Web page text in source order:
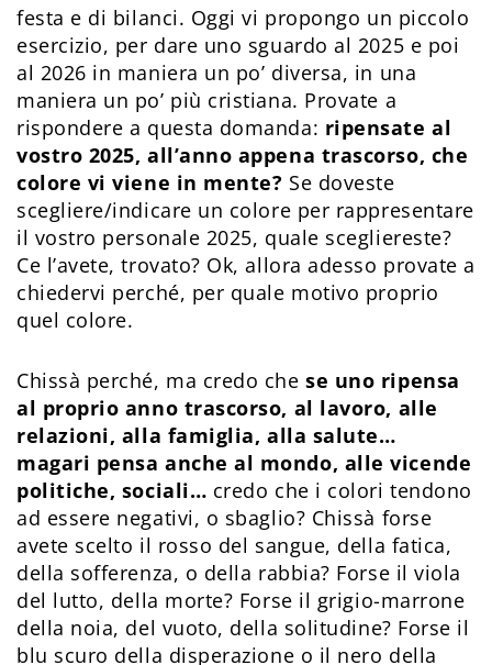
festa e di bilanci. Oggi vi propongo un piccolo
esercizio, per dare uno sguardo al 2025 e poi
al 2026 in maniera un po’ diversa, in una
maniera un po’ più cristiana. Provate a
rispondere a questa domanda: ripensate al
vostro 2025, all’anno appena trascorso, che
colore vi viene in mente? Se doveste
scegliere/indicare un colore per rappresentare
il vostro personale 2025, quale scegliereste?
Ce l’avete, trovato? Ok, allora adesso provate a
chiedervi perché, per quale motivo proprio
quel colore.
Chissà perché, ma credo chese uno ripensa
al proprio anno trascorso, al lavoro, alle
relazioni, alla famiglia, alla salute…
magari pensa anche al mondo, alle vicende
politiche, sociali… credo che i colori tendono
ad essere negativi, o sbaglio? Chissà forse
avete scelto il rosso del sangue, della fatica,
della sofferenza, o della rabbia? Forse il viola
del lutto, della morte? Forse il grigio-marrone
della noia, del vuoto, della solitudine? Forse il
blu scuro della disperazione o il nero della